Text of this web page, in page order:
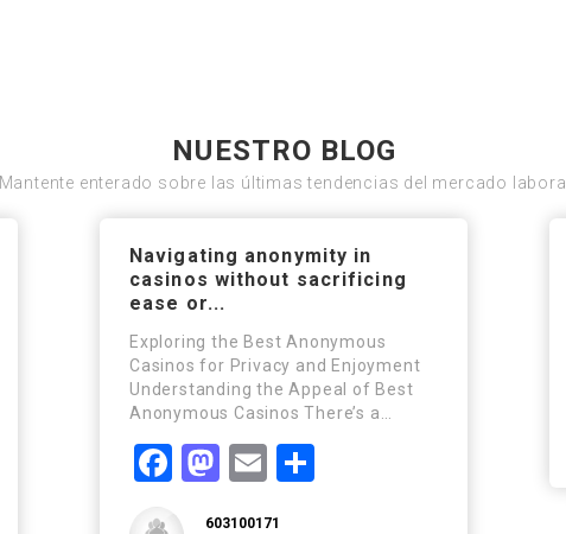
NUESTRO BLOG
Mantente enterado sobre las últimas tendencias del mercado laboral
Navigating anonymity in
casinos without sacrificing
ease or...
Exploring the Best Anonymous
Casinos for Privacy and Enjoyment
Understanding the Appeal of Best
Anonymous Casinos There’s a…
Facebook
Mastodon
Email
603100171